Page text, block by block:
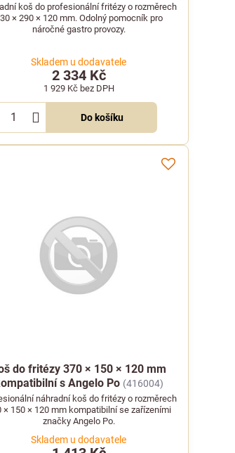
koš do profesionální fritézy o rozměrech
× 290 × 120 mm. Odolný pomocník pro
náročné gastro provozy.
Skladem u dodavatele
2 334 Kč
1 929 Kč bez DPH
Do košíku
do fritézy 370 × 150 × 120 mm
s Angelo Po (416004)
náhradní koš do fritézy o rozměrech
× 150 × 120 mm kompatibilní se zařízeními
značky Angelo Po.
Skladem u dodavatele